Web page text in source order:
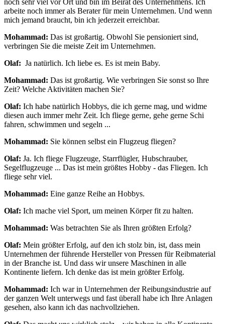
arbeite noch immer als Berater für mein Unternehmen. Und wenn
mich jemand braucht, bin ich jederzeit erreichbar.
Mohammad: Das ist großartig. Obwohl Sie pensioniert sind,
verbringen Sie die meiste Zeit im Unternehmen.
Olaf: Ja natürlich. Ich liebe es. Es ist mein Baby.
Mohammad: Das ist großartig. Wie verbringen Sie sonst so Ihre
Zeit? Welche Aktivitäten machen Sie?
Olaf: Ich habe natürlich Hobbys, die ich gerne mag, und widme
diesen auch immer mehr Zeit. Ich fliege gerne, gehe gerne Schi
fahren, schwimmen und segeln ...
Mohammad: Sie können selbst ein Flugzeug fliegen?
Olaf: Ja. Ich fliege Flugzeuge, Starrflügler, Hubschrauber,
Segelflugzeuge ... Das ist mein größtes Hobby - das Fliegen. Ich
fliege sehr viel.
Mohammad: Eine ganze Reihe an Hobbys.
Olaf: Ich mache viel Sport, um meinen Körper fit zu halten.
Mohammad: Was betrachten Sie als Ihren größten Erfolg?
Olaf: Mein größter Erfolg, auf den ich stolz bin, ist, dass mein
Unternehmen der führende Hersteller von Pressen für Reibmaterial
in der Branche ist. Und dass wir unsere Maschinen in alle
Kontinente liefern. Ich denke das ist mein größter Erfolg.
Mohammad: Ich war in Unternehmen der Reibungsindustrie auf
der ganzen Welt unterwegs und fast überall habe ich Ihre Anlagen
gesehen, also kann ich das nachvollziehen.